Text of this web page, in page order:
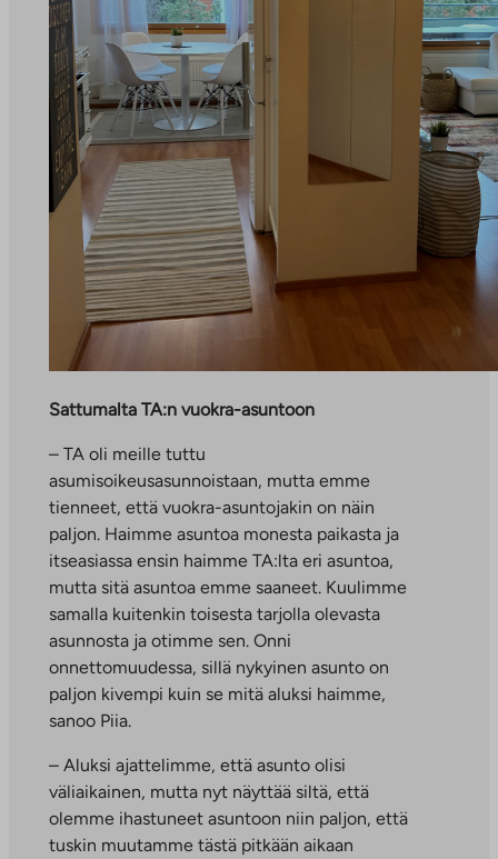
Sattumalta TA:n vuokra-asuntoon
– TA oli meille tuttu
asumisoikeusasunnoistaan, mutta emme
tienneet, että vuokra-asuntojakin on näin
paljon. Haimme asuntoa monesta paikasta ja
itseasiassa ensin haimme TA:lta eri asuntoa,
mutta sitä asuntoa emme saaneet. Kuulimme
samalla kuitenkin toisesta tarjolla olevasta
asunnosta ja otimme sen. Onni
onnettomuudessa, sillä nykyinen asunto on
paljon kivempi kuin se mitä aluksi haimme,
sanoo Piia.
– Aluksi ajattelimme, että asunto olisi
väliaikainen, mutta nyt näyttää siltä, että
olemme ihastuneet asuntoon niin paljon, että
tuskin muutamme tästä pitkään aikaan